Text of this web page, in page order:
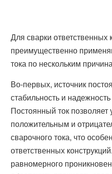
Для сварки ответственных
преимущественно
тока по нескольким
Во-первых, источник
стабильность и
Постоянный ток позволяет
положительным и
сварочного тока, что
ответственных
равномерного